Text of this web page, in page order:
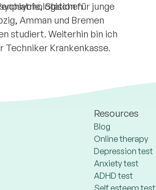
Station für junge
Amman und Bremen
studiert. Weiterhin bin ich
Krankenkasse.
Resources
Blog
Online therapy
Depression test
Anxiety test
ADHD test
Self esteem test